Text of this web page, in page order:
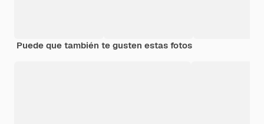
Puede que también te gusten estas fotos